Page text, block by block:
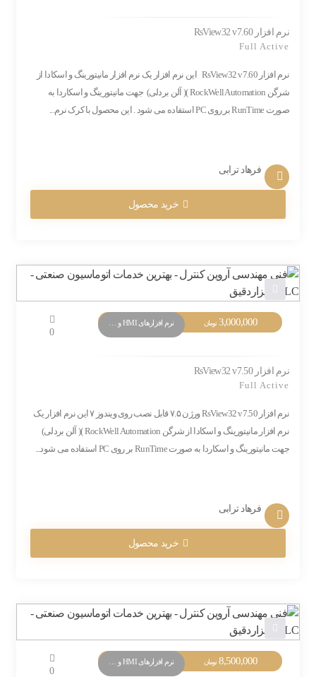
نرم افزار RsView32 v7.60
Full Active
نرم افزار RsView32 v7.60 این نرم افزار یک نرم افزار مانیتورینگ و اسکادا از
شرگن RockWell Automation )( آلن بردلی) جهت مانیتورینگ و اسکاردا به
صورت RunTime بر روی PC استفاده می شود . این محصول با کرک نرم...
فرهاد ترابی
خرید محصول
3,000,000 تومان
0
نرم افزار RsView32 v7.50
Full Active
نرم افزار RsView32 v7.50 ورژن ۷.۵ قابل نصب روی ویندوز ۷ این نرم افزار یک
نرم افزار مانیتورینگ و اسکادا از شرگن RockWell Automation )( آلن بردلی)
جهت مانیتورینگ و اسکاردا به صورت RunTime بر روی PC استفاده می شود...
فرهاد ترابی
خرید محصول
8,500,000 تومان
0